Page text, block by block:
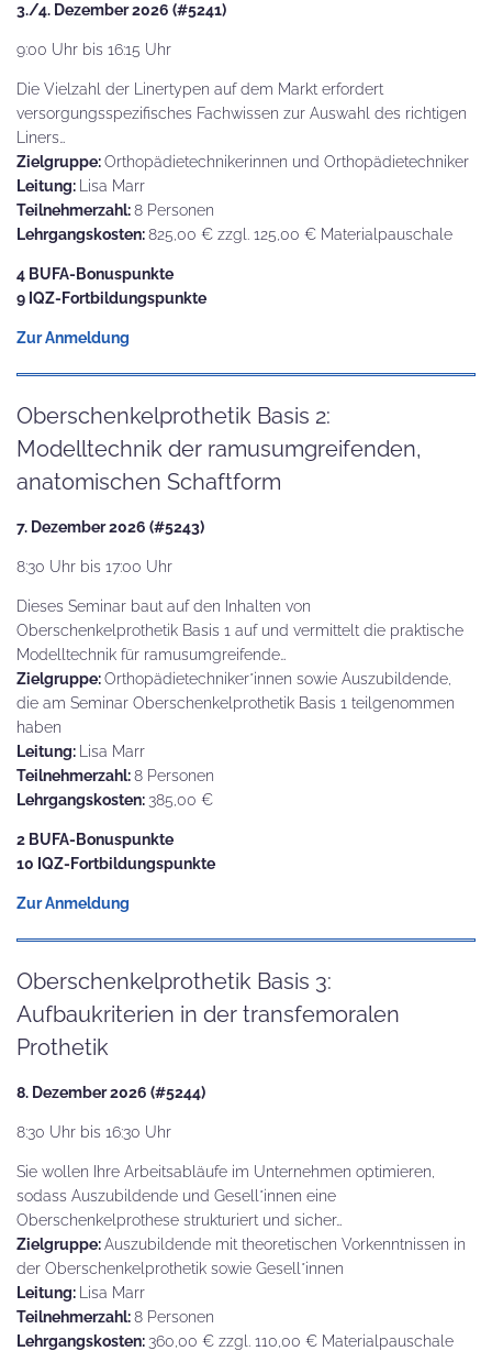
3./4. Dezember 2026 (#5241)
9:00 Uhr bis 16:15 Uhr
Die Vielzahl der Linertypen auf dem Markt erfordert
versorgungsspezifisches Fachwissen zur Auswahl des richtigen
Liners…
Zielgruppe:Orthopädietechnikerinnen und Orthopädietechniker
Leitung: Lisa Marr
Teilnehmerzahl:8 Personen
Lehrgangskosten:825,00 € zzgl. 125,00 € Materialpauschale
4 BUFA-Bonuspunkte
9 IQZ-Fortbildungspunkte
Zur Anmeldung
Oberschenkelprothetik Basis 2:
Modelltechnik der ramusumgreifenden,
anatomischen Schaftform
7. Dezember 2026 (#5243)
8:30 Uhr bis 17:00 Uhr
Dieses Seminar baut auf den Inhalten von
Oberschenkelprothetik Basis 1 auf und vermittelt die praktische
Modelltechnik für ramusumgreifende…
Zielgruppe:Orthopädietechniker*innen sowie Auszubildende,
die am Seminar Oberschenkelprothetik Basis 1 teilgenommen
haben
Leitung: Lisa Marr
Teilnehmerzahl:8 Personen
Lehrgangskosten: 385,00 €
2 BUFA-Bonuspunkte
10 IQZ-Fortbildungspunkte
Zur Anmeldung
Oberschenkelprothetik Basis 3:
Aufbaukriterien in der transfemoralen
Prothetik
8. Dezember 2026 (#5244)
8:30 Uhr bis 16:30 Uhr
Sie wollen Ihre Arbeitsabläufe im Unternehmen optimieren,
sodass Auszubildende und Gesell*innen eine
Oberschenkelprothese strukturiert und sicher…
Zielgruppe:Auszubildende mit theoretischen Vorkenntnissen in
der Oberschenkelprothetik sowie Gesell*innen
Leitung: Lisa Marr
Teilnehmerzahl:8 Personen
Lehrgangskosten: 360,00 € zzgl. 110,00 € Materialpauschale